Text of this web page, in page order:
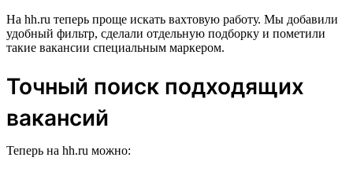
На hh.ru теперь проще искать вахтовую работу. Мы добавили
удобный фильтр, сделали отдельную подборку и пометили
такие вакансии специальным маркером.
Точный поиск подходящих
вакансий
Теперь на hh.ru можно: